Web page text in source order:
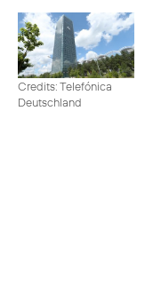
Credits: Telefónica
Deutschland